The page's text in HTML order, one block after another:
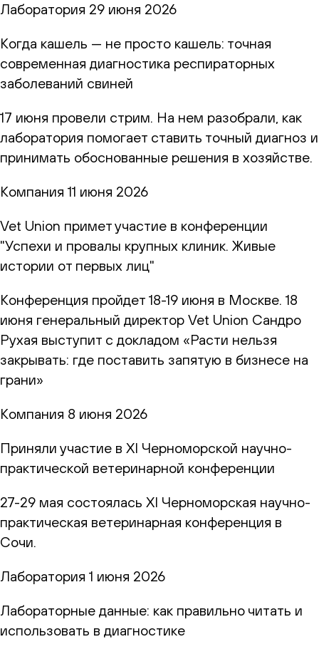
Лаборатория 29 июня 2026
Когда кашель — не просто кашель: точная
современная диагностика респираторных
заболеваний свиней
17 июня провели стрим. На нем разобрали, как
лаборатория помогает ставить точный диагноз и
принимать обоснованные решения в хозяйстве.
Компания 11 июня 2026
Vet Union примет участие в конференции
"Успехи и провалы крупных клиник. Живые
истории от первых лиц"
Конференция пройдет 18-19 июня в Москве. 18
июня генеральный директор Vet Union Сандро
Рухая выступит с докладом «Расти нельзя
закрывать: где поставить запятую в бизнесе на
грани»
Компания 8 июня 2026
Приняли участие в XI Черноморской научно-
практической ветеринарной конференции
27-29 мая состоялась XI Черноморская научно-
практическая ветеринарная конференция в
Сочи.
Лаборатория 1 июня 2026
Лабораторные данные: как правильно читать и
использовать в диагностике